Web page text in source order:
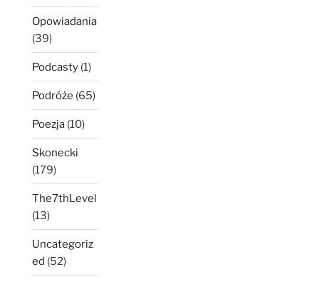
Opowiadania
(39)
Podcasty (1)
Podróże (65)
Poezja (10)
Skonecki
(179)
The7thLevel
(13)
Uncategoriz
ed (52)